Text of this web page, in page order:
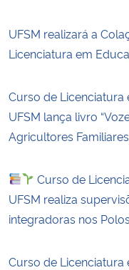
Gabinete de Segurança
Banco Central do Brasil
UFSM realizará a
Licenciatura em
Curso de
UFSM lança livro
Agricultores
Curso de
UFSM realiza
integradoras nos
Curso de